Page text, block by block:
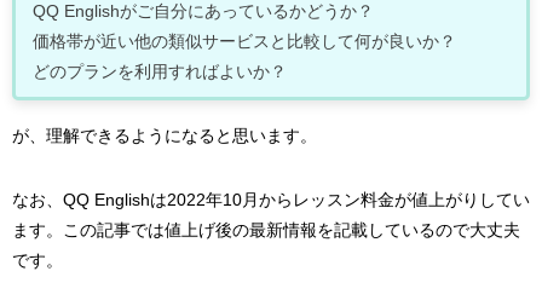
QQ Englishがご自分にあっているかどうか？
価格帯が近い他の類似サービスと比較して何が良いか？
どのプランを利用すればよいか？
が、理解できるようになると思います。
なお、QQ Englishは2022年10月からレッスン料金が値上がりしてい
ます。この記事では値上げ後の最新情報を記載しているので大丈夫
です。